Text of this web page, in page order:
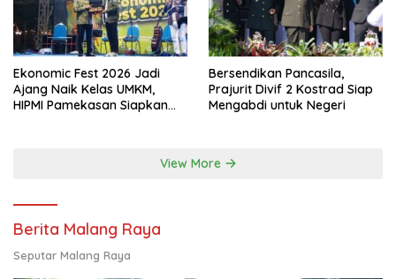
Ekonomic Fest 2026 Jadi
Ajang Naik Kelas UMKM,
HIPMI Pamekasan Siapkan
Bersendikan Pancasila,
Prajurit Divif 2 Kostrad Siap
Mengabdi untuk Negeri
View More
Berita Malang Raya
Seputar Malang Raya